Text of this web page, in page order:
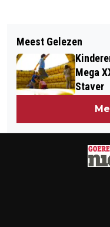
WOENSDAG 3
VOOR €1 MET
AUTOLUWE
OVERFLAKKEE
Meest Gelezen
Mega
Staver